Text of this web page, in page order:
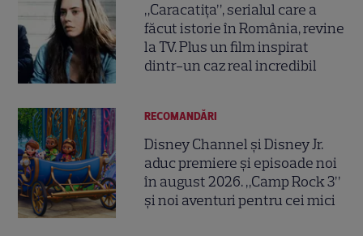
„Caracatița”, serialul care a
făcut istorie în România, revine
la TV. Plus un film inspirat
dintr-un caz real incredibil
RECOMANDĂRI
Disney Channel și Disney Jr.
aduc premiere și episoade noi
în august 2026. „Camp Rock 3”
și noi aventuri pentru cei mici